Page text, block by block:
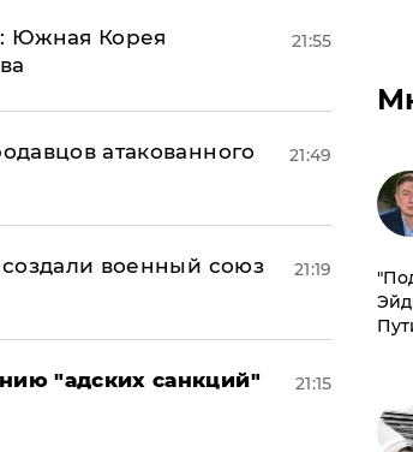
Южная Корея
21:55
атакованного
21:49
военный союз
21:19
"адских санкций"
21:15